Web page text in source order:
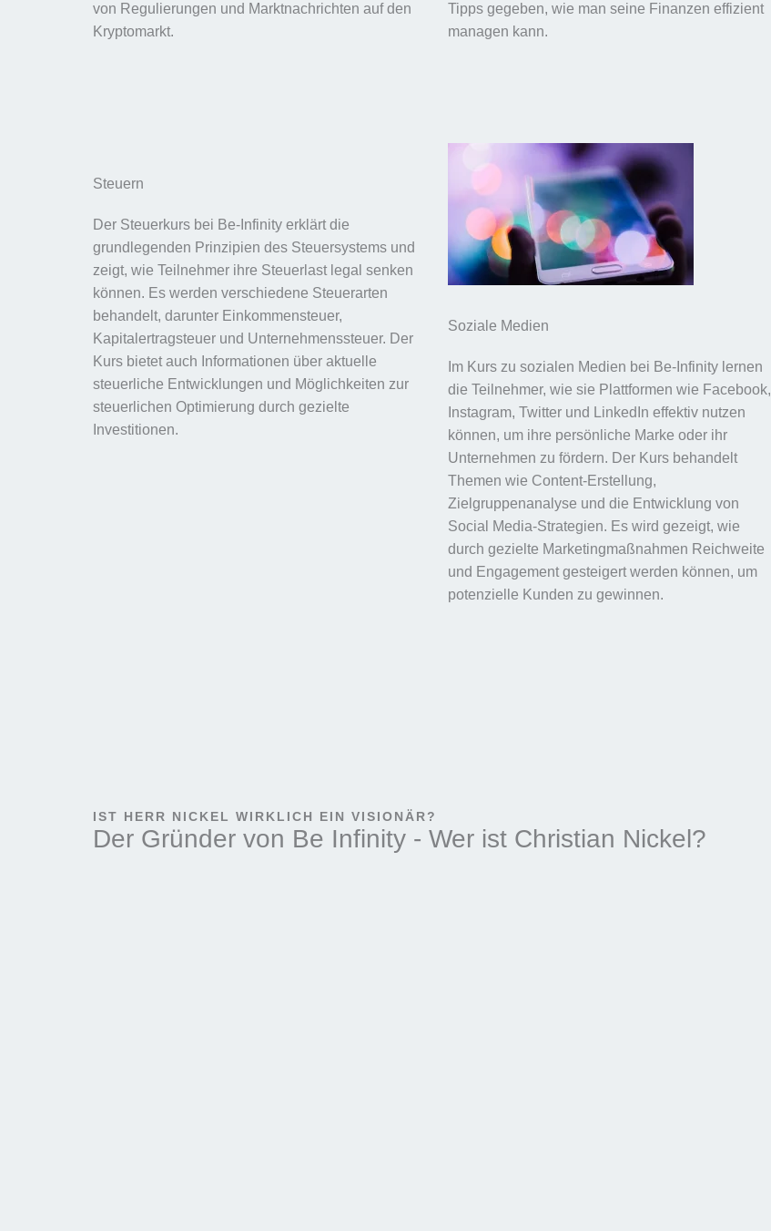
von Regulierungen und Marktnachrichten auf den
Kryptomarkt.
Tipps gegeben, wie man seine Finanzen effizient
managen kann.
Steuern
Der Steuerkurs bei Be-Infinity erklärt die
grundlegenden Prinzipien des Steuersystems und
zeigt, wie Teilnehmer ihre Steuerlast legal senken
können. Es werden verschiedene Steuerarten
behandelt, darunter Einkommensteuer,
Kapitalertragsteuer und Unternehmenssteuer. Der
Kurs bietet auch Informationen über aktuelle
steuerliche Entwicklungen und Möglichkeiten zur
steuerlichen Optimierung durch gezielte
Investitionen.
Soziale Medien
Im Kurs zu sozialen Medien bei Be-Infinity lernen
die Teilnehmer, wie sie Plattformen wie Facebook,
Instagram, Twitter und LinkedIn effektiv nutzen
können, um ihre persönliche Marke oder ihr
Unternehmen zu fördern. Der Kurs behandelt
Themen wie Content-Erstellung,
Zielgruppenanalyse und die Entwicklung von
Social Media-Strategien. Es wird gezeigt, wie
durch gezielte Marketingmaßnahmen Reichweite
und Engagement gesteigert werden können, um
potenzielle Kunden zu gewinnen.
IST HERR NICKEL WIRKLICH EIN VISIONÄR?
Der Gründer von Be Infinity - Wer ist Christian Nickel?